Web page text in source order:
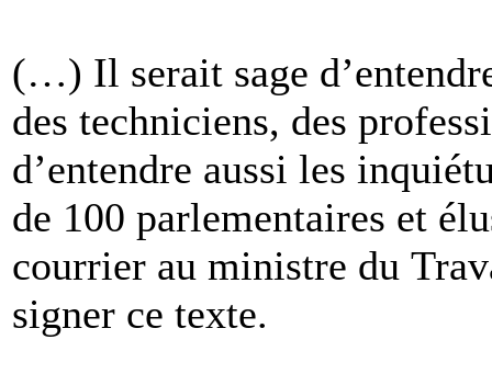
(…) Il serait sage
des techniciens, des
d’entendre aussi les
de 100 parlementaires et
courrier au ministre du
signer ce texte.